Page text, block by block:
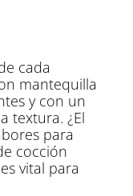
cada
mantequilla
y con un
textura. ¿El
para
cocción
vital para